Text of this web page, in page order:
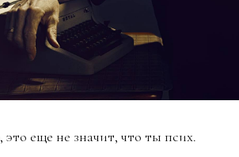
, это еще не значит, что ты псих.